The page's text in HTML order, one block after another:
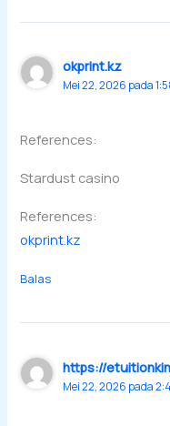
okprint.kz
Mei 22, 2026 pada
References:
Stardust casino
References:
okprint.kz
Balas
https://
Mei 22, 2026 pada